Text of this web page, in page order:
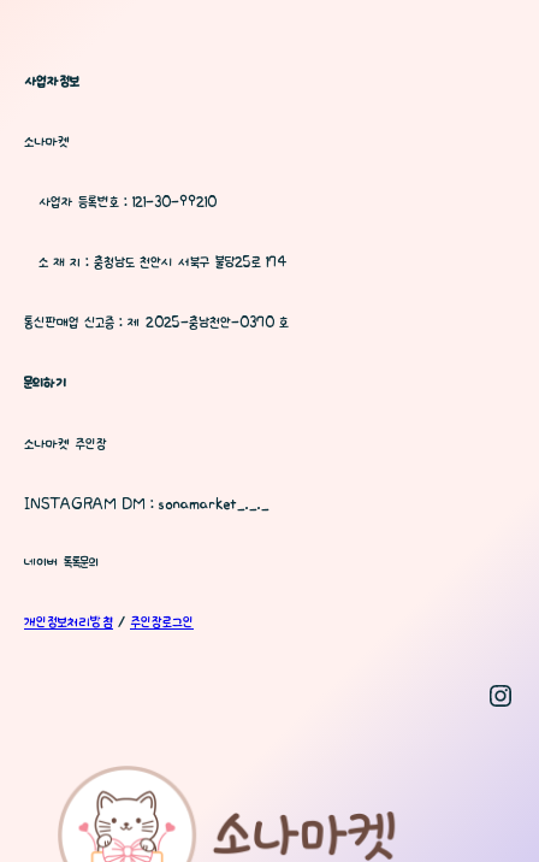
사업자정보
소나마켓
사업자 등록번호 : 121-30-99210
소 재 지 : 충청남도 천안시 서북구 불당25로 174
통신판매업 신고증 : 제 2025-충남천안-0370 호
문의하기
소나마켓 주인장
INSTAGRAM DM : sonamarket_._._
네이버 톡톡문의
개인정보처리방침 / 주인장로그인